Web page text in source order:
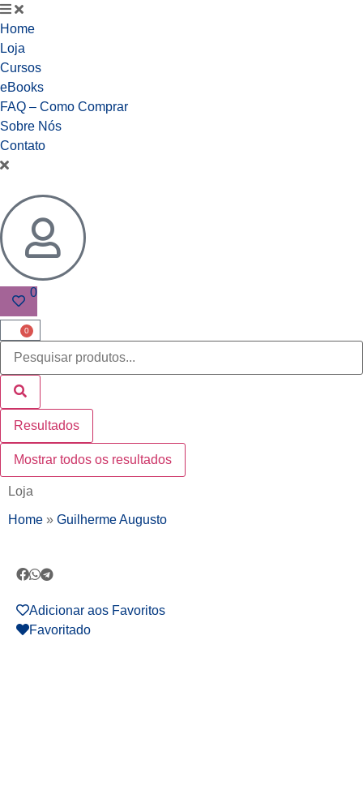
Home
Loja
Cursos
eBooks
FAQ – Como Comprar
Sobre Nós
Contato
0
0
Resultados
Mostrar todos os resultados
Loja
Home » Guilherme Augusto
Adicionar aos Favoritos
Favoritado